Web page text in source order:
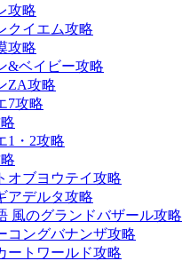
攻略
クイエム攻略
攻略
&ベイビー攻略
ZA攻略
7攻略
1・2攻略
オブヨウテイ攻略
アデルタ攻略
風のグランドバザール攻略
コングバナンザ攻略
ートワールド攻略